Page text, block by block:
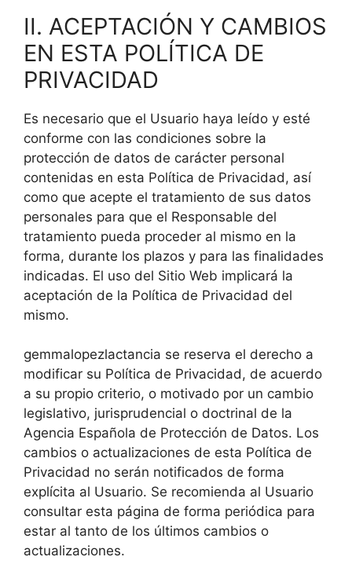
II. ACEPTACIÓN Y CAMBIOS
EN ESTA POLÍTICA DE
PRIVACIDAD
Es necesario que el Usuario haya leído y esté
conforme con las condiciones sobre la
protección de datos de carácter personal
contenidas en esta Política de Privacidad, así
como que acepte el tratamiento de sus datos
personales para que el Responsable del
tratamiento pueda proceder al mismo en la
forma, durante los plazos y para las finalidades
indicadas. El uso del Sitio Web implicará la
aceptación de la Política de Privacidad del
mismo.
gemmalopezlactancia se reserva el derecho a
modificar su Política de Privacidad, de acuerdo
a su propio criterio, o motivado por un cambio
legislativo, jurisprudencial o doctrinal de la
Agencia Española de Protección de Datos. Los
cambios o actualizaciones de esta Política de
Privacidad no serán notificados de forma
explícita al Usuario. Se recomienda al Usuario
consultar esta página de forma periódica para
estar al tanto de los últimos cambios o
actualizaciones.